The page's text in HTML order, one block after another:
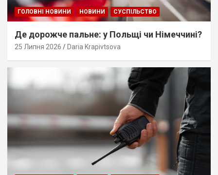
ГОЛОВНІ НОВИНИ НОВИНИ СУСПІЛЬСТВО
Де дорожче пальне: у Польщі чи Німеччині?
25 Липня 2026 Daria Krapivtsova